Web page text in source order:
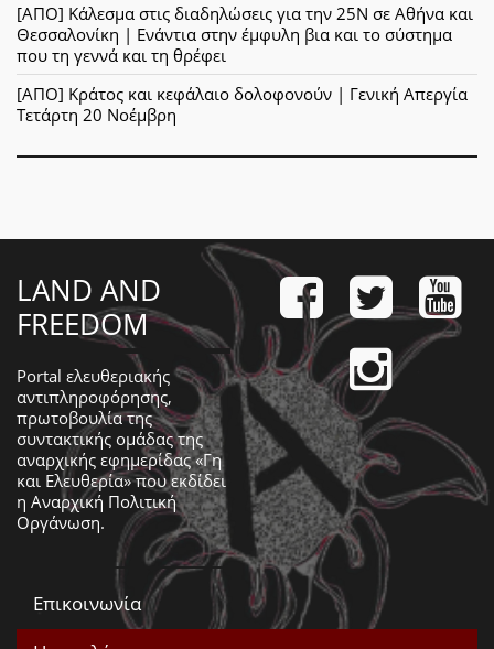
[ΑΠΟ] Κάλεσμα στις διαδηλώσεις για την 25Ν σε Αθήνα και
Θεσσαλονίκη | Ενάντια στην έμφυλη βια και το σύστημα
που τη γεννά και τη θρέφει
[ΑΠΟ] Κράτος και κεφάλαιο δολοφονούν | Γενική Απεργία
Τετάρτη 20 Νοέμβρη
LAND AND
FREEDOM
Portal ελευθεριακής
αντιπληροφόρησης,
πρωτοβουλία της
συντακτικής ομάδας της
αναρχικής εφημερίδας «Γη
και Ελευθερία» που εκδίδει
η Αναρχική Πολιτική
Οργάνωση.
Επικοινωνία